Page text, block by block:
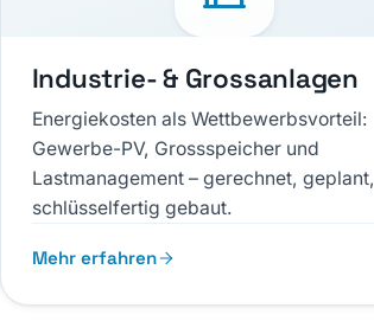
Industrie- & Grossanlagen
Energiekosten als Wettbewerbsvorteil:
Gewerbe-PV, Grossspeicher und
Lastmanagement – gerechnet, geplant,
schlüsselfertig gebaut.
Mehr erfahren